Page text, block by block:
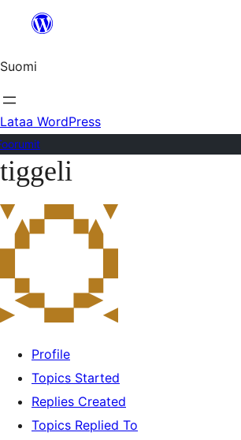
Suomi
Lataa WordPress
Skip
content
tiggeli
Profile
Topics Started
Replies Created
Topics Replied To